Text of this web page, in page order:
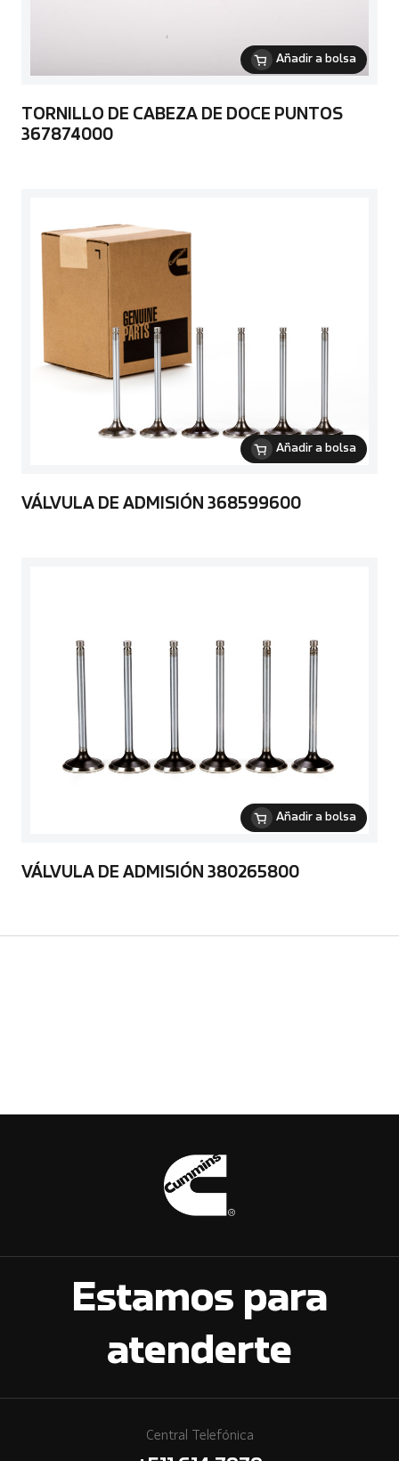
Añadir a bolsa
TORNILLO DE CABEZA DE DOCE PUNTOS
367874000
Añadir a bolsa
VÁLVULA DE ADMISIÓN 368599600
Añadir a bolsa
VÁLVULA DE ADMISIÓN 380265800
Estamos para
atenderte
Central Telefónica